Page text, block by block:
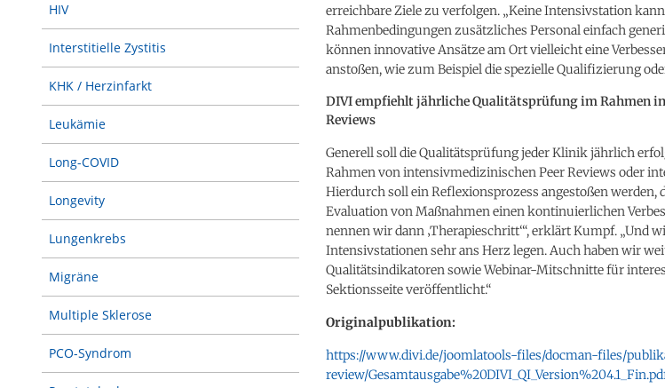
HIV
Interstitielle Zystitis
KHK / Herzinfarkt
Leukämie
Long-COVID
Longevity
Lungenkrebs
Migräne
Multiple Sklerose
PCO-Syndrom
erreichbare Ziele zu verfolgen. „Keine Intensivstation
Rahmenbedingungen zusätzliches Personal einfach
können innovative Ansätze am Ort vielleicht eine
anstoßen, wie zum Beispiel die spezielle Qualifizierung
DIVI empfiehlt jährliche Qualitätsprüfung im Rahmen
Reviews
Generell soll die Qualitätsprüfung jeder Klinik jährlich
Rahmen von intensivmedizinischen Peer Reviews oder
Hierdurch soll ein Reflexionsprozess angestoßen werden,
Evaluation von Maßnahmen einen kontinuierlichen
nennen wir dann ‚Therapieschritt‘“, erklärt Kumpf. „Und
Intensivstationen sehr ans Herz legen. Auch haben wir
Qualitätsindikatoren sowie Webinar-Mitschnitte für
Sektionsseite veröffentlicht.“
Originalpublikation:
https://www.divi.de/joomlatools-files/docman-files/
review/